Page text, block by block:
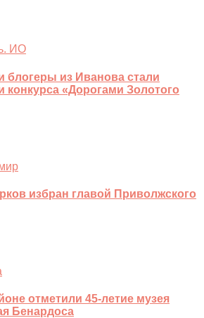
ИО
блогеры из Иванова стали
конкурса «Дорогами Золотого
избран главой Приволжского
отметили 45-летие музея
Бенардоса